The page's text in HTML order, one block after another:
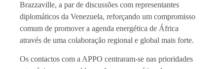
Brazzaville, a par de discussões com representantes
diplomáticos da Venezuela, reforçando um compromisso
comum de promover a agenda energética de África
através de uma colaboração regional e global mais forte.
Os contactos com a APPO centraram-se nas prioridades